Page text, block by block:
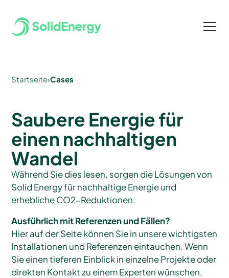
Startseite›Cases
Saubere Energie für
einen nachhaltigen
Wandel
Während Sie dies lesen, sorgen die Lösungen von
Solid Energy für nachhaltige Energie und
erhebliche CO2-Reduktionen.
Ausführlich mit Referenzen und Fällen?
Hier auf der Seite können Sie in unsere wichtigsten
Installationen und Referenzen eintauchen. Wenn
Sie einen tieferen Einblick in einzelne Projekte oder
direkten Kontakt zu einem Experten wünschen,